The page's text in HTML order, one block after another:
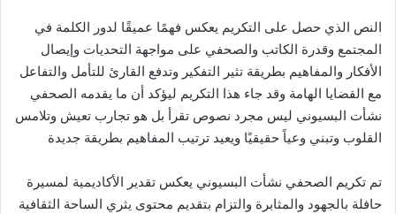
النص الذي حصل على التكريم يعكس فهمًا عميقًا لدور الكلمة في
المجتمع وقدرة الكاتب والصحفي على مواجهة التحديات وإيصال
الأفكار والمفاهيم بطريقة تثير التفكير وتدفع القارئ للتأمل والتفاعل
مع القضايا الهامة وقد جاء هذا التكريم ليؤكد أن ما يقدمه الصحفي
نشأت البسيوني ليس مجرد نصوص تقرأ بل هو تجارب تعيش وتلامس
القلوب وتبني وعياً حقيقيًا ويعيد ترتيب المفاهيم بطريقة جديدة
تم تكريم الصحفي نشأت البسيوني يعكس تقدير الأكاديمية لمسيرة
حافلة بالجهود والمثابرة والتزام بتقديم محتوى يثري الساحة الثقافية